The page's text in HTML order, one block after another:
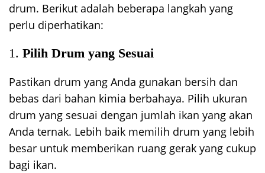
drum. Berikut adalah beberapa langkah yang
perlu diperhatikan:
1. Pilih Drum yang Sesuai
Pastikan drum yang Anda gunakan bersih dan
bebas dari bahan kimia berbahaya. Pilih ukuran
drum yang sesuai dengan jumlah ikan yang akan
Anda ternak. Lebih baik memilih drum yang lebih
besar untuk memberikan ruang gerak yang cukup
bagi ikan.